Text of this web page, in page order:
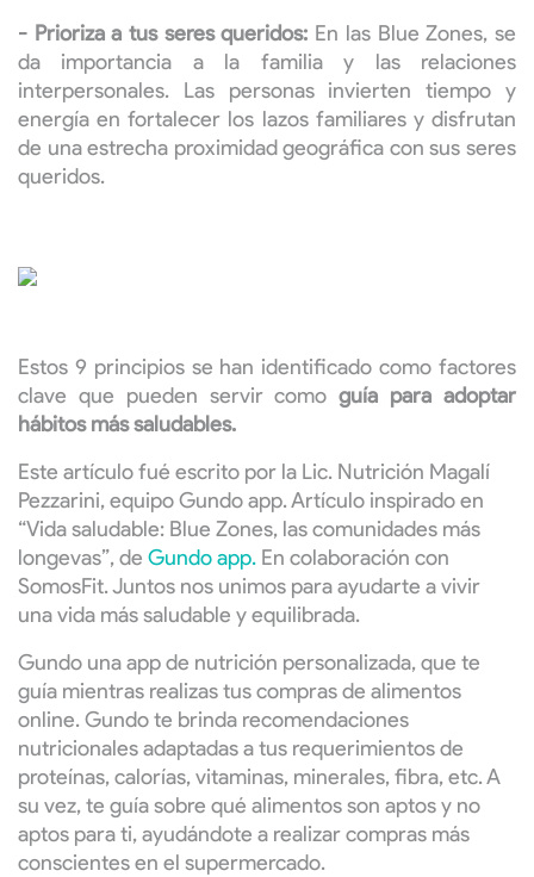
- Prioriza a tus seres queridos: En las Blue Zones, se
da importancia a la familia y las relaciones
interpersonales. Las personas invierten tiempo y
energía en fortalecer los lazos familiares y disfrutan
de una estrecha proximidad geográfica con sus seres
queridos.
Estos 9 principios se han identificado como factores
clave que pueden servir comoguía para adoptar
hábitos más saludables.
Este artículo fué escrito por la Lic. Nutrición Magalí
Pezzarini, equipo Gundo app. Artículo inspirado en
“Vida saludable: Blue Zones, las comunidades más
longevas”, de Gundo app. En colaboración con
SomosFit. Juntos nos unimos para ayudarte a vivir
una vida más saludable y equilibrada.
Gundo una app de nutrición personalizada, que te
guía mientras realizas tus compras de alimentos
online. Gundo te brinda recomendaciones
nutricionales adaptadas a tus requerimientos de
proteínas, calorías, vitaminas, minerales, fibra, etc. A
su vez, te guía sobre qué alimentos son aptos y no
aptos para ti, ayudándote a realizar compras más
conscientes en el supermercado.